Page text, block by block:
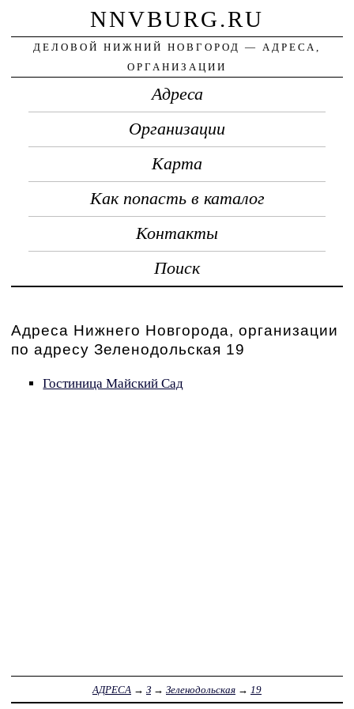
NNVBURG.RU
ДЕЛОВОЙ НИЖНИЙ НОВГОРОД — АДРЕСА,
ОРГАНИЗАЦИИ
Адреса
Организации
Карта
Как попасть в каталог
Контакты
Поиск
Адреса Нижнего Новгорода, организации
по адресу Зеленодольская 19
Гостиница Майский Сад
АДРЕСА → З → Зеленодольская → 19